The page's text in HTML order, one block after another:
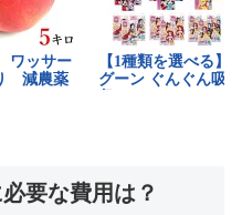
要な費用は？